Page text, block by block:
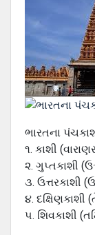
ભારતના
૧. કાશી
૨. ગુપ્તકાશી
૩. ઉત્તરકાશી
૪. દક્ષિણકાશી
૫. શિવકાશી